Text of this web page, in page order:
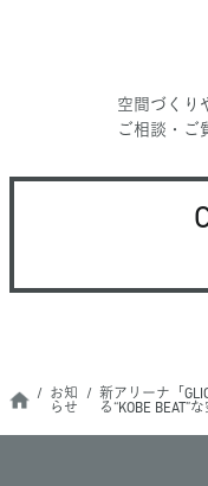
空間づくり
ご相談・ご
お知
らせ
新アリーナ「
る“KOBE BEAT”